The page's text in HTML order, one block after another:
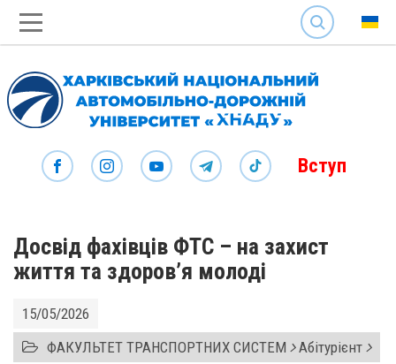
SEARCH
Вступ
Досвід фахівців ФТС – на захист
життя та здоров’я молоді
15/05/2026
ФАКУЛЬТЕТ ТРАНСПОРТНИХ СИСТЕМ Абітурієнт